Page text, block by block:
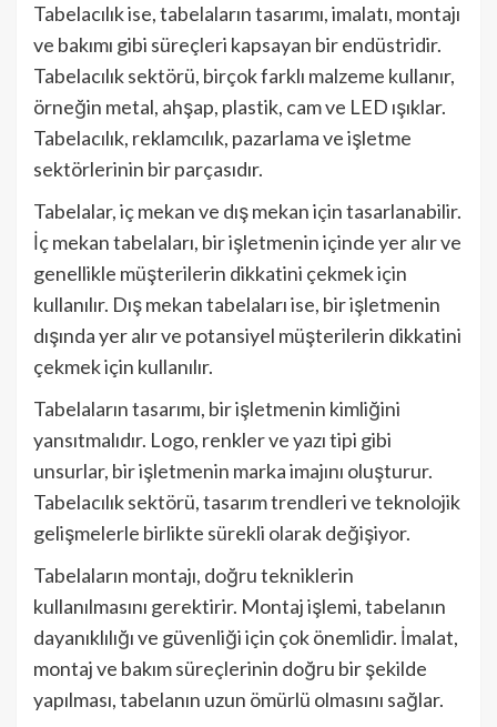
Tabelacılık ise, tabelaların tasarımı, imalatı, montajı
ve bakımı gibi süreçleri kapsayan bir endüstridir.
Tabelacılık sektörü, birçok farklı malzeme kullanır,
örneğin metal, ahşap, plastik, cam ve LED ışıklar.
Tabelacılık, reklamcılık, pazarlama ve işletme
sektörlerinin bir parçasıdır.
Tabelalar, iç mekan ve dış mekan için tasarlanabilir.
İç mekan tabelaları, bir işletmenin içinde yer alır ve
genellikle müşterilerin dikkatini çekmek için
kullanılır. Dış mekan tabelaları ise, bir işletmenin
dışında yer alır ve potansiyel müşterilerin dikkatini
çekmek için kullanılır.
Tabelaların tasarımı, bir işletmenin kimliğini
yansıtmalıdır. Logo, renkler ve yazı tipi gibi
unsurlar, bir işletmenin marka imajını oluşturur.
Tabelacılık sektörü, tasarım trendleri ve teknolojik
gelişmelerle birlikte sürekli olarak değişiyor.
Tabelaların montajı, doğru tekniklerin
kullanılmasını gerektirir. Montaj işlemi, tabelanın
dayanıklılığı ve güvenliği için çok önemlidir. İmalat,
montaj ve bakım süreçlerinin doğru bir şekilde
yapılması, tabelanın uzun ömürlü olmasını sağlar.